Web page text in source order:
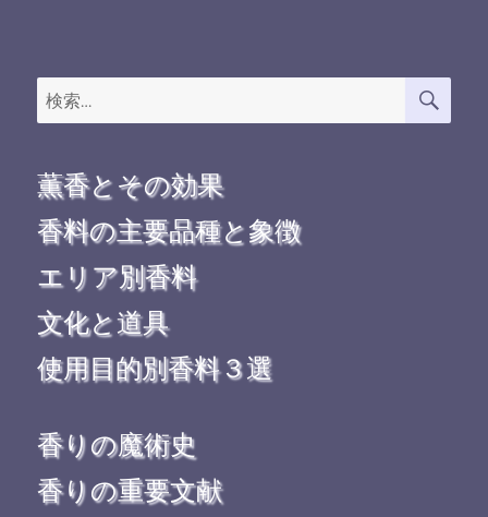
検
索:
検
薫香とその効果
香料の主要品種と象徴
エリア別香料
文化と道具
使用目的別香料３選
香りの魔術史
香りの重要文献